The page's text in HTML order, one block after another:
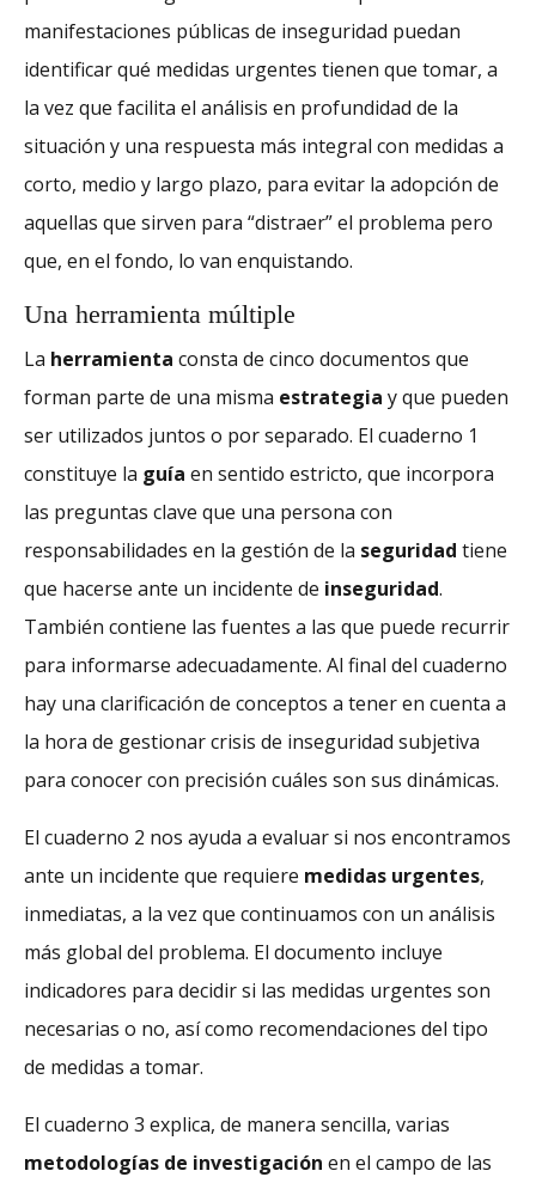
manifestaciones públicas de inseguridad puedan
identificar qué medidas urgentes tienen que tomar, a
la vez que facilita el análisis en profundidad de la
situación y una respuesta más integral con medidas a
corto, medio y largo plazo, para evitar la adopción de
aquellas que sirven para “distraer” el problema pero
que, en el fondo, lo van enquistando.
Una herramienta múltiple
La herramienta consta de cinco documentos que
forman parte de una misma estrategia y que pueden
ser utilizados juntos o por separado. El cuaderno 1
constituye la guía en sentido estricto, que incorpora
las preguntas clave que una persona con
responsabilidades en la gestión de la seguridad tiene
que hacerse ante un incidente de inseguridad.
También contiene las fuentes a las que puede recurrir
para informarse adecuadamente. Al final del cuaderno
hay una clarificación de conceptos a tener en cuenta a
la hora de gestionar crisis de inseguridad subjetiva
para conocer con precisión cuáles son sus dinámicas.
El cuaderno 2 nos ayuda a evaluar si nos encontramos
ante un incidente que requiere medidas urgentes,
inmediatas, a la vez que continuamos con un análisis
más global del problema. El documento incluye
indicadores para decidir si las medidas urgentes son
necesarias o no, así como recomendaciones del tipo
de medidas a tomar.
El cuaderno 3 explica, de manera sencilla, varias
metodologías de investigación en el campo de las